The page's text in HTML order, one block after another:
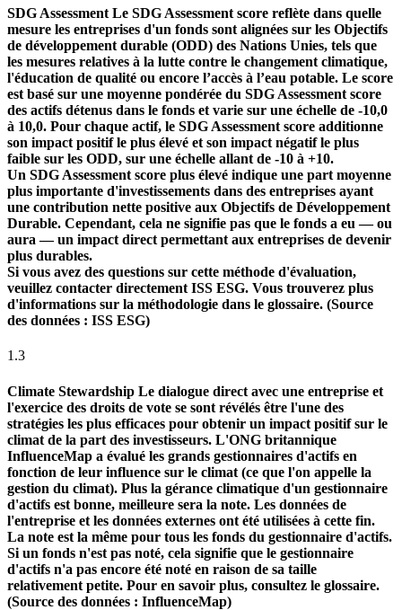
SDG Assessment Le SDG Assessment score reflète dans quelle
mesure les entreprises d'un fonds sont alignées sur les Objectifs
de développement durable (ODD) des Nations Unies, tels que
les mesures relatives à la lutte contre le changement climatique,
l'éducation de qualité ou encore l’accès à l’eau potable. Le score
est basé sur une moyenne pondérée du SDG Assessment score
des actifs détenus dans le fonds et varie sur une échelle de -10,0
à 10,0. Pour chaque actif, le SDG Assessment score additionne
son impact positif le plus élevé et son impact négatif le plus
faible sur les ODD, sur une échelle allant de -10 à +10.
Un SDG Assessment score plus élevé indique une part moyenne
plus importante d'investissements dans des entreprises ayant
une contribution nette positive aux Objectifs de Développement
Durable. Cependant, cela ne signifie pas que le fonds a eu — ou
aura — un impact direct permettant aux entreprises de devenir
plus durables.
Si vous avez des questions sur cette méthode d'évaluation,
veuillez contacter directement ISS ESG. Vous trouverez plus
d'informations sur la méthodologie dans le glossaire. (Source
des données : ISS ESG)
1.3
Climate Stewardship Le dialogue direct avec une entreprise et
l'exercice des droits de vote se sont révélés être l'une des
stratégies les plus efficaces pour obtenir un impact positif sur le
climat de la part des investisseurs. L'ONG britannique
InfluenceMap a évalué les grands gestionnaires d'actifs en
fonction de leur influence sur le climat (ce que l'on appelle la
gestion du climat). Plus la gérance climatique d'un gestionnaire
d'actifs est bonne, meilleure sera la note. Les données de
l'entreprise et les données externes ont été utilisées à cette fin.
La note est la même pour tous les fonds du gestionnaire d'actifs.
Si un fonds n'est pas noté, cela signifie que le gestionnaire
d'actifs n'a pas encore été noté en raison de sa taille
relativement petite. Pour en savoir plus, consultez le glossaire.
(Source des données : InfluenceMap)